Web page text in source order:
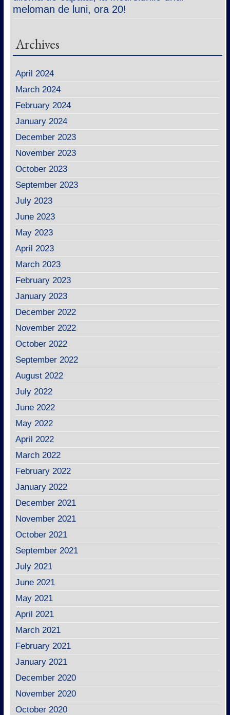
meloman de luni, ora 20!
Archives
April 2024
March 2024
February 2024
January 2024
December 2023
November 2023
October 2023
September 2023
July 2023
June 2023
May 2023
April 2023
March 2023
February 2023
January 2023
December 2022
November 2022
October 2022
September 2022
August 2022
July 2022
June 2022
May 2022
April 2022
March 2022
February 2022
January 2022
December 2021
November 2021
October 2021
September 2021
July 2021
June 2021
May 2021
April 2021
March 2021
February 2021
January 2021
December 2020
November 2020
October 2020